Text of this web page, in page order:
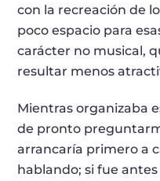
con la recreación de
poco espacio para
carácter no musical,
resultar menos
Mientras organizaba
de pronto
arrancaría primero a
hablando; si fue